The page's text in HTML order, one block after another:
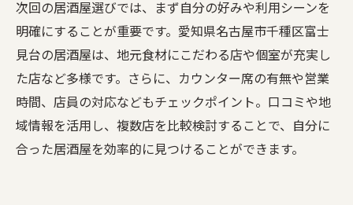
次回の居酒屋選びでは、まず自分の好みや利用シーンを
明確にすることが重要です。愛知県名古屋市千種区富士
見台の居酒屋は、地元食材にこだわる店や個室が充実し
た店など多様です。さらに、カウンター席の有無や営業
時間、店員の対応などもチェックポイント。口コミや地
域情報を活用し、複数店を比較検討することで、自分に
合った居酒屋を効率的に見つけることができます。